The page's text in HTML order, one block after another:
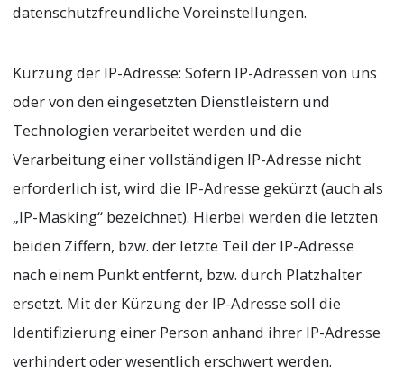
datenschutzfreundliche Voreinstellungen.
Kürzung der IP-Adresse: Sofern IP-Adressen von uns
oder von den eingesetzten Dienstleistern und
Technologien verarbeitet werden und die
Verarbeitung einer vollständigen IP-Adresse nicht
erforderlich ist, wird die IP-Adresse gekürzt (auch als
„IP-Masking“ bezeichnet). Hierbei werden die letzten
beiden Ziffern, bzw. der letzte Teil der IP-Adresse
nach einem Punkt entfernt, bzw. durch Platzhalter
ersetzt. Mit der Kürzung der IP-Adresse soll die
Identifizierung einer Person anhand ihrer IP-Adresse
verhindert oder wesentlich erschwert werden.